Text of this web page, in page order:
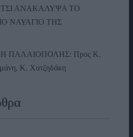
ΑΝΑΚΑΛΥΨΑ ΤΟ
ΝΑΥΑΓΙΟ ΤΗΣ
ΠΑΛΑΙΟΠΟΛΗΣ: Προς K.
K. Χατζηδάκη